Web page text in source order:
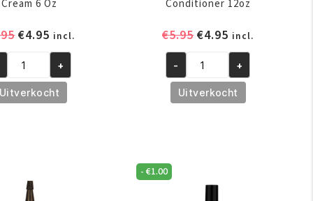
Cream 6 Oz
Oorspronkelijke
was:
€5.95.
€4.95 Huidige
prijs
is:
€4.95.
incl.
+
Uitverkocht
Conditioner 12oz
€5.95Oorspronkelijke
was:
€5.95.
€4.95 Huidige
prijs
is:
€4.95.
incl.
Parnevu
T-
Tree
12oz
- +
Uitverkocht
- €1.00